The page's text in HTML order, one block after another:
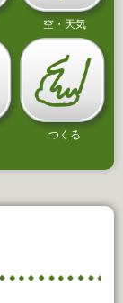
空・天気
つくる